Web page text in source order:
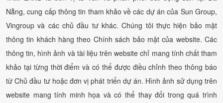
Nẵng, cung cấp thông tin tham khảo về các dự án của Sun Group,
Vingroup và các chủ đầu tư khác. Chúng tôi thực hiện bảo mật
thông tin khách hàng theo Chính sách bảo mật của website. Các
thông tin, hình ảnh và tài liệu trên website chỉ mang tính chất tham
khảo tại từng thời điểm và có thể được điều chỉnh theo thông báo
từ Chủ đầu tư hoặc đơn vị phát triển dự án. Hình ảnh sử dụng trên
website mang tính minh họa và có thể thay đổi trong quá trình